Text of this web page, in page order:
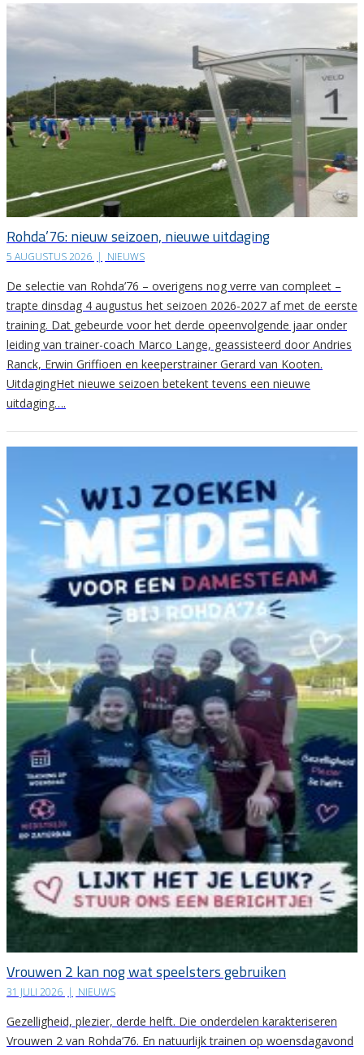
Rohda’76: nieuw seizoen, nieuwe uitdaging
5 AUGUSTUS 2026 | NIEUWS
De selectie van Rohda’76 – overigens nog verre van compleet –
trapte dinsdag 4 augustus het seizoen 2026-2027 af met de eerste
training. Dat gebeurde voor het derde opeenvolgende jaar onder
leiding van trainer-coach Marco Lange, geassisteerd door Andries
Ranck, Erwin Griffioen en keeperstrainer Gerard van Kooten.
UitdagingHet nieuwe seizoen betekent tevens een nieuwe
uitdaging….
Vrouwen 2 kan nog wat speelsters gebruiken
31 JULI 2026 | NIEUWS
Gezelligheid, plezier, derde helft. Die onderdelen karakteriseren
Vrouwen 2 van Rohda’76. En natuurlijk trainen op woensdagavond